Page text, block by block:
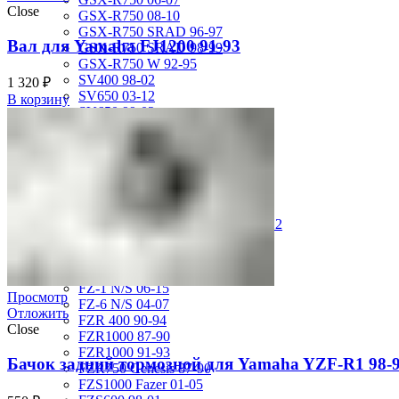
GSX-R750 08-10
GSX-R750 SRAD 96-97
GSX-R750 SRAD 98-99
GSX-R750 W 92-95
SV400 98-02
SV650 03-12
SV650 99-02
TL 1000 S
VS400 Intruder 94-96
VZ400 Desperado Winder 99-00
VZ800 Intruder M800 05-11
VZR1800 Boulevard M109R 06-12
FZ-1 N/S 06-15
FZ-6 N/S 04-07
FZR 400 90-94
FZR1000 87-90
FZR1000 91-93
FZR750 Genesis 87-90
FZS1000 Fazer 01-05
Close
Вал для Yamaha FJ1200 91-93
1 320 ₽
В корзину
Просмотр
Отложить
Close
Бачок задний тормозной для Yamaha YZF-R1 98-